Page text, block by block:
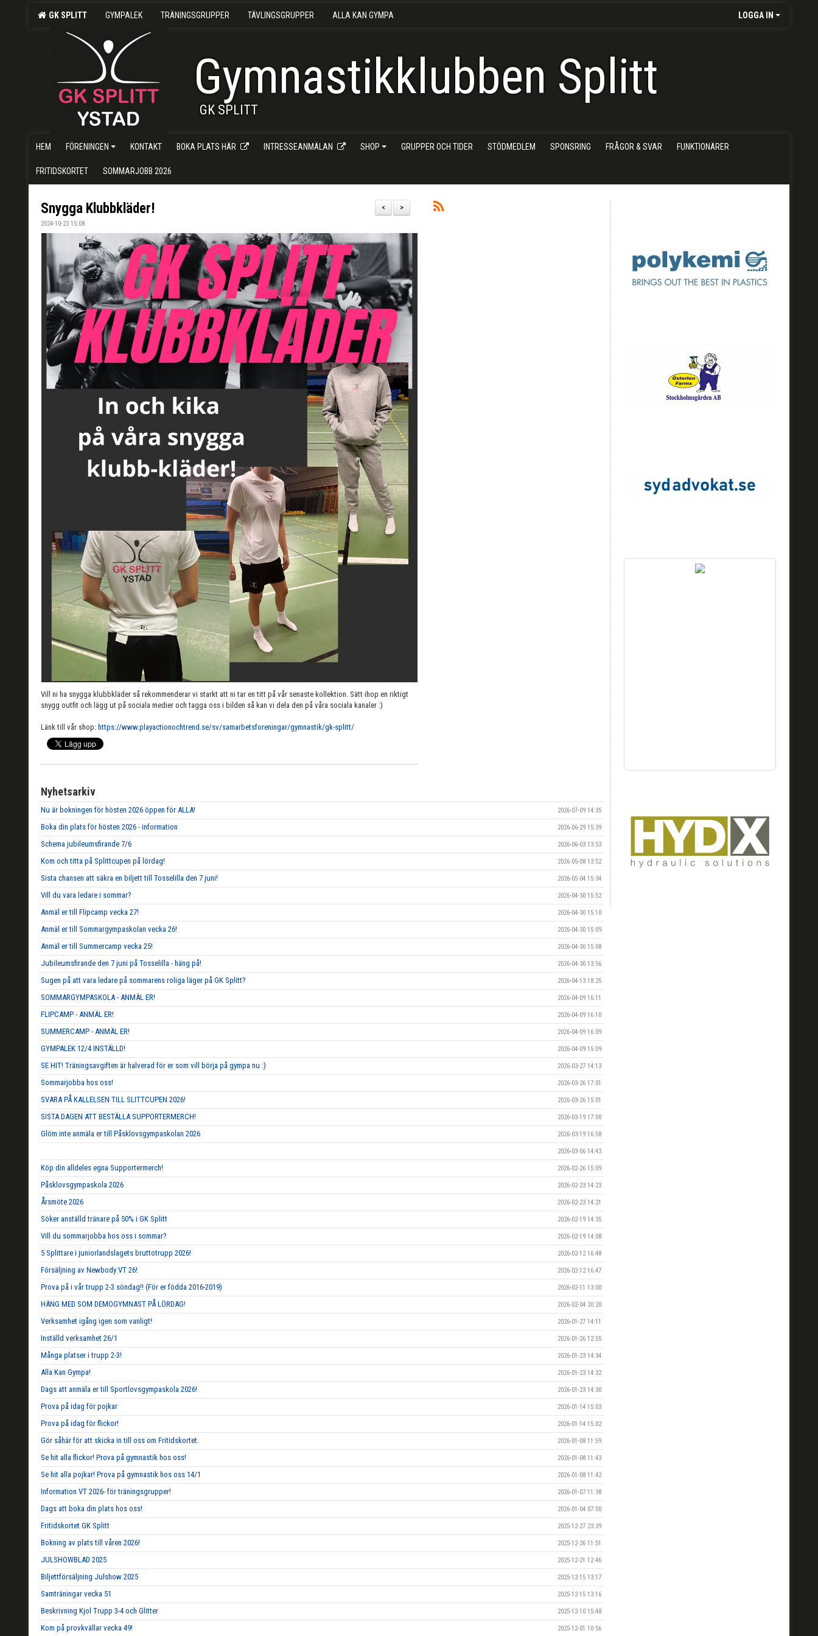
GK SPLITT GYMPALEK TRÄNINGSGRUPPER TÄVLINGSGRUPPER ALLA KAN GYMPA LOGGA IN
Gymnastikklubben Splitt
GK SPLITT
HEM FÖRENINGEN KONTAKT BOKA PLATS HÄR INTRESSEANMÄLAN SHOP GRUPPER OCH TIDER STÖDMEDLEM SPONSRING FRÅGOR & SVAR FUNKTIONÄRER
FRITIDSKORTET SOMMARJOBB 2026
>
<
Snygga Klubbkläder!
2024-10-23 15:08
Vill ni ha snygga klubbkläder så rekommenderar vi starkt att ni tar en titt på vår senaste kollektion. Sätt ihop en riktigt
snygg outfit och lägg ut på sociala medier och tagga oss i bilden så kan vi dela den på våra sociala kanaler :)
Länk till vår shop: https://www.playactionochtrend.se/sv/samarbetsforeningar/gymnastik/gk-splitt/
Nyhetsarkiv
Nu är bokningen för hösten 2026 öppen för ALLA! 2026-07-09 14:35
Boka din plats för hösten 2026 - information 2026-06-29 15:39
Schema jubileumsfirande 7/6 2026-06-03 13:53
Kom och titta på Splittcupen på lördag! 2026-05-08 13:52
Sista chansen att säkra en biljett till Tosselilla den 7 juni! 2026-05-04 15:34
Vill du vara ledare i sommar? 2026-04-30 15:52
Anmäl er till Flipcamp vecka 27! 2026-04-30 15:10
Anmäl er till Sommargympaskolan vecka 26! 2026-04-30 15:09
Anmäl er till Summercamp vecka 25! 2026-04-30 15:08
Jubileumsfirande den 7 juni på Tosselilla - häng på! 2026-04-30 13:56
Sugen på att vara ledare på sommarens roliga läger på GK Splitt? 2026-04-13 18:25
SOMMARGYMPASKOLA - ANMÄL ER! 2026-04-09 16:11
FLIPCAMP - ANMÄL ER! 2026-04-09 16:10
SUMMERCAMP - ANMÄL ER! 2026-04-09 16:09
GYMPALEK 12/4 INSTÄLLD! 2026-04-09 15:09
SE HIT! Träningsavgiften är halverad för er som vill börja på gympa nu :) 2026-03-27 14:13
Sommarjobba hos oss! 2026-03-26 17:01
SVARA PÅ KALLELSEN TILL SLITTCUPEN 2026! 2026-03-26 15:01
SISTA DAGEN ATT BESTÄLLA SUPPORTERMERCH! 2026-03-19 17:00
Glöm inte anmäla er till Påsklovsgympaskolan 2026 2026-03-19 16:58
2026-03-06 14:43
Köp din alldeles egna Supportermerch! 2026-02-26 15:09
Påsklovsgympaskola 2026 2026-02-23 14:23
Årsmöte 2026 2026-02-23 14:21
Söker anställd tränare på 50% i GK Splitt 2026-02-19 14:35
Vill du sommarjobba hos oss i sommar? 2026-02-19 14:08
5 Splittare i juniorlandslagets bruttotrupp 2026! 2026-02-12 16:48
Försäljning av Newbody VT 26! 2026-02-12 16:47
Prova på i vår trupp 2-3 söndag!! (För er födda 2016-2019) 2026-02-11 13:00
HÄNG MED SOM DEMOGYMNAST PÅ LÖRDAG! 2026-02-04 20:20
Verksamhet igång igen som vanligt! 2026-01-27 14:11
Inställd verksamhet 26/1 2026-01-26 12:55
Många platser i trupp 2-3! 2026-01-23 14:34
Alla Kan Gympa! 2026-01-23 14:32
Dags att anmäla er till Sportlovsgympaskola 2026! 2026-01-23 14:30
Prova på idag för pojkar 2026-01-14 15:03
Prova på idag för flickor! 2026-01-14 15:02
Gör såhär för att skicka in till oss om Fritidskortet. 2026-01-08 11:59
Se hit alla flickor! Prova på gymnastik hos oss! 2026-01-08 11:43
Se hit alla pojkar! Prova på gymnastik hos oss 14/1 2026-01-08 11:42
Information VT 2026- för träningsgrupper! 2026-01-07 11:38
Dags att boka din plats hos oss! 2026-01-04 07:00
Fritidskortet GK Splitt 2025-12-27 23:39
Bokning av plats till våren 2026! 2025-12-26 11:51
JULSHOWBLAD 2025 2025-12-21 12:46
Biljettförsäljning Julshow 2025 2025-12-15 13:17
Samträningar vecka 51 2025-12-15 13:16
Beskrivning Kjol Trupp 3-4 och Glitter 2025-12-10 15:48
Kom på provkvällar vecka 49! 2025-12-01 10:56